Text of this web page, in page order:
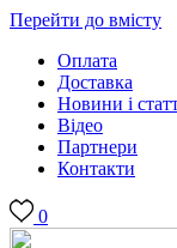
Перейти до вмісту
Оплата
Доставка
Новини і
Відео
Партнери
Контакти
0